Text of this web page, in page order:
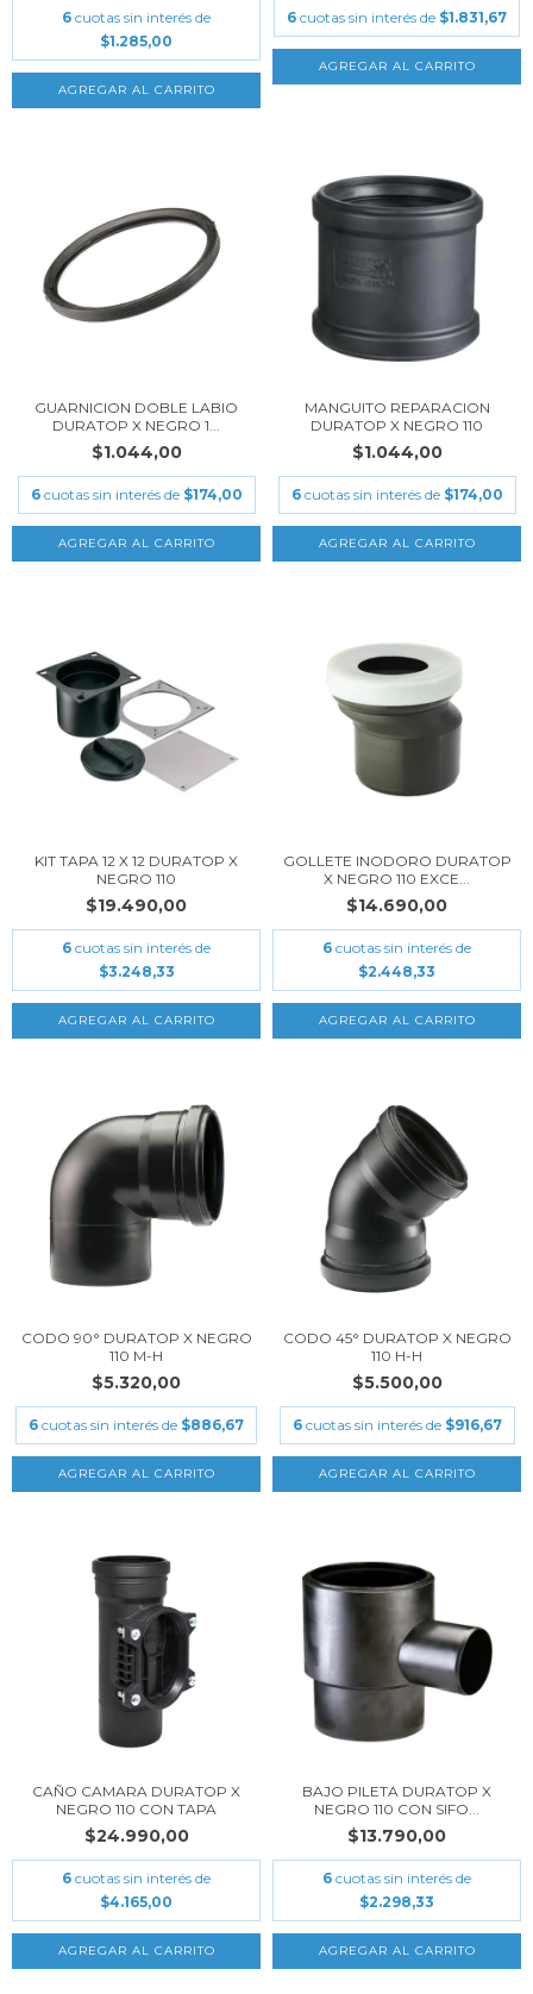
6 cuotas sin interés de
$1.285,00
6 cuotas sin interés de $1.831,67
GUARNICION DOBLE LABIO
DURATOP X NEGRO 1...
$1.044,00
6 cuotas sin interés de $174,00
MANGUITO REPARACION
DURATOP X NEGRO 110
$1.044,00
6 cuotas sin interés de $174,00
KIT TAPA 12 X 12 DURATOP X
NEGRO 110
$19.490,00
6 cuotas sin interés de
$3.248,33
GOLLETE INODORO DURATOP
X NEGRO 110 EXCE...
$14.690,00
6 cuotas sin interés de
$2.448,33
CODO 90° DURATOP X NEGRO
110 M-H
$5.320,00
6 cuotas sin interés de $886,67
CODO 45° DURATOP X NEGRO
110 H-H
$5.500,00
6 cuotas sin interés de $916,67
CAÑO CAMARA DURATOP X
NEGRO 110 CON TAPA
$24.990,00
6 cuotas sin interés de
$4.165,00
BAJO PILETA DURATOP X
NEGRO 110 CON SIFO...
$13.790,00
6 cuotas sin interés de
$2.298,33